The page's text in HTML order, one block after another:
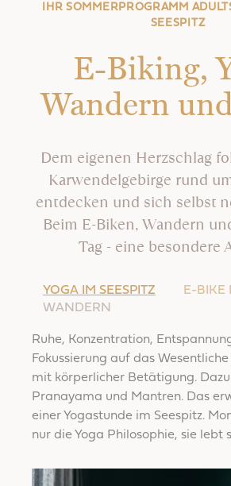
IHR SOMMERPROGRAMM
SEESPITZ
E-Biking,
Wandern
Dem eigenen Herzschlag
Karwendelgebirge rund
entdecken und sich selbst
Beim E-Biken, Wandern
Tag - eine besondere
YOGA IM SEESPITZ
E-BIKE
WANDERN
Ruhe, Konzentration,
Fokussierung auf das
mit körperlicher Betätigung.
Pranayama und Mantren. Das
einer Yogastunde im Seespitz.
nur die Yoga Philosophie, sie lebt